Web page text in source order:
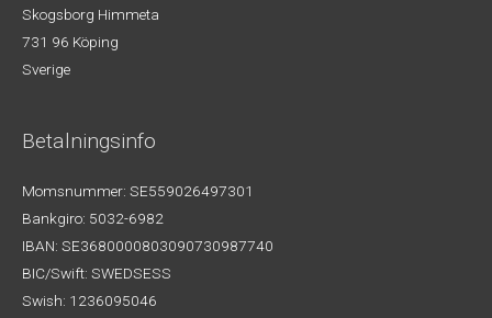
Skogsborg Himmeta
731 96 Köping
Sverige
Betalningsinfo
Momsnummer: SE559026497301
Bankgiro: 5032-6982
IBAN: SE3680000803090730987740
BIC/Swift: SWEDSESS
Swish: 1236095046